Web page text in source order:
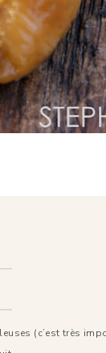
(c’est très